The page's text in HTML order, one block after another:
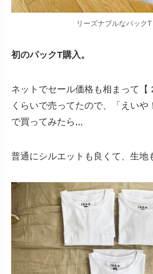
リーズナブルなパックT
初のパックT購入。
ネットでセール価格も相まって【
くらいで売ってたので、「えいや
で買ってみたら,,,
普通にシルエットも良くて、生地